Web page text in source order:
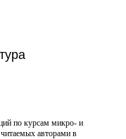
по курсам микро- и
авторами в